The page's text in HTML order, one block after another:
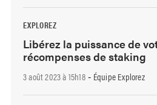
EXPLOREZ
Libérez la puissance de
récompenses de staking
3 août 2023 à 15h18- Équipe Explorez